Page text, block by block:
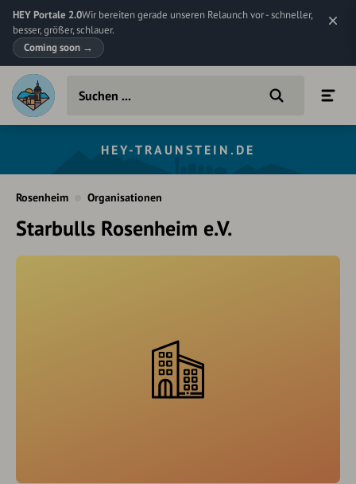
HEY Portale 2.0Wir bereiten gerade unseren Relaunch vor - schneller,
besser, größer, schlauer.
Coming soon →
HEY-TRAUNSTEIN.DE
Rosenheim Organisationen
Starbulls Rosenheim e.V.